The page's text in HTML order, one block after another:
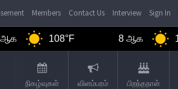
Members Contact Us Interview Sign In
108°F 8 ஆக 112°F
நிகழ்வுகள் விளம்பரம் பிறந்தநாள்